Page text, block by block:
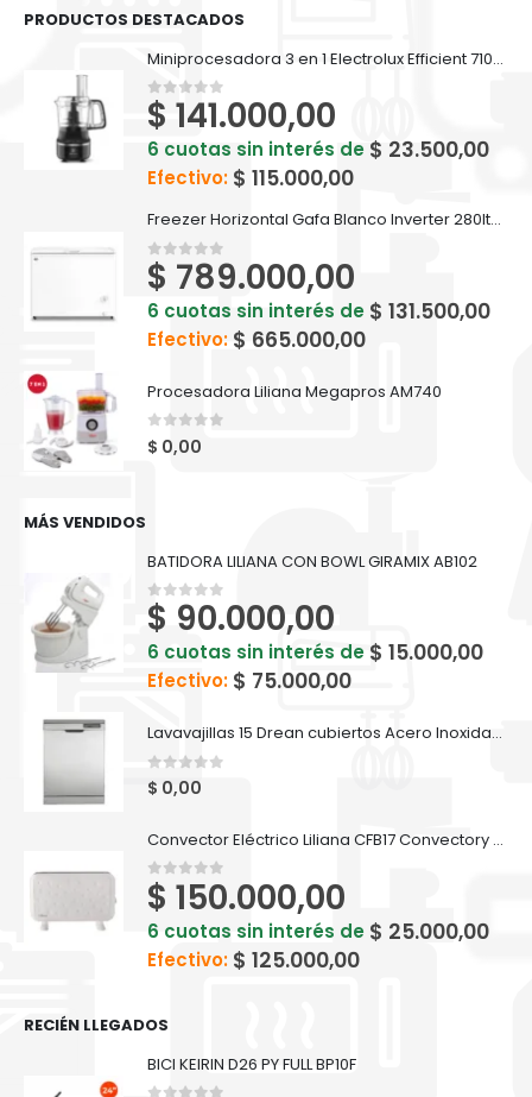
PRODUCTOS DESTACADOS
Miniprocesadora 3 en 1 Electrolux Efficient 710ml EFP500
0out of 5
$ 141.000,00
6 cuotas sin interés de $ 23.500,00
Efectivo: $ 115.000,00
Freezer Horizontal Gafa Blanco Inverter 280lts FGHI300B-L
0out of 5
$ 789.000,00
6 cuotas sin interés de $ 131.500,00
Efectivo: $ 665.000,00
Procesadora Liliana Megapros AM740
0 out of 5
$ 0,00
MÁS VENDIDOS
BATIDORA LILIANA CON BOWL GIRAMIX AB102
0out of 5
$ 90.000,00
6 cuotas sin interés de $ 15.000,00
Efectivo: $ 75.000,00
Lavavajillas 15 Drean cubiertos Acero Inoxidable - DISH 15.2 DTX
0 out of 5
$ 0,00
Convector Eléctrico Liliana CFB17 Convectory Plus
0out of 5
$ 150.000,00
6 cuotas sin interés de $ 25.000,00
Efectivo: $ 125.000,00
RECIÉN LLEGADOS
BICI KEIRIN D26 PY FULL BP10F